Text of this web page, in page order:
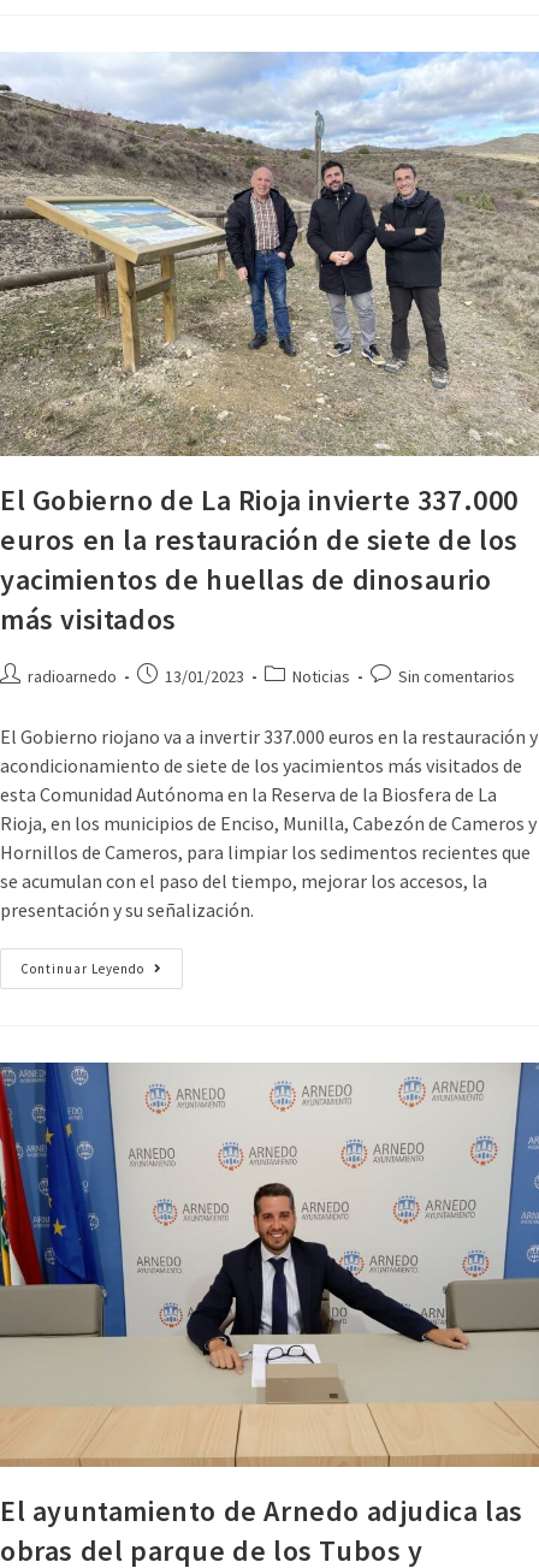
El Gobierno de La Rioja invierte 337.000
euros en la restauración de siete de los
yacimientos de huellas de dinosaurio
más visitados
radioarnedo 13/01/2023 Noticias Sin comentarios
El Gobierno riojano va a invertir 337.000 euros en la restauración y
acondicionamiento de siete de los yacimientos más visitados de
esta Comunidad Autónoma en la Reserva de la Biosfera de La
Rioja, en los municipios de Enciso, Munilla, Cabezón de Cameros y
Hornillos de Cameros, para limpiar los sedimentos recientes que
se acumulan con el paso del tiempo, mejorar los accesos, la
presentación y su señalización.
Continuar Leyendo
El ayuntamiento de Arnedo adjudica las
obras del parque de los Tubos y